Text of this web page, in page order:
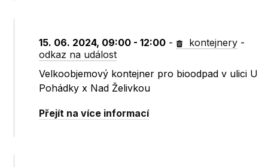
15. 06. 2024, 09:00 - 12:00 - kontejnery -
odkaz na událost
Velkoobjemový kontejner pro bioodpad v ulici U
Pohádky x Nad Želivkou
Přejít na více informací